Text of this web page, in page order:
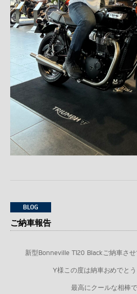
BLOG
ご納車報告
新型Bonneville T120 Blackご納車さ
Y様この度は納車おめでとう
最高にクールな相棒